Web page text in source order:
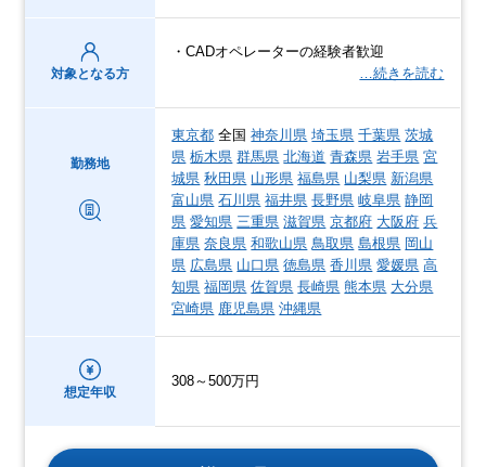
対象となる方
・CADオペレーターの経験者歓迎
…続きを読む
勤務地
東京都 全国神奈川県 埼玉県 千葉県 茨城
県 栃木県 群馬県 北海道 青森県 岩手県 宮
城県 秋田県 山形県 福島県 山梨県 新潟県
富山県 石川県 福井県 長野県 岐阜県 静岡
県 愛知県 三重県 滋賀県 京都府 大阪府 兵
庫県 奈良県 和歌山県 鳥取県 島根県 岡山
県 広島県 山口県 徳島県 香川県 愛媛県 高
知県 福岡県 佐賀県 長崎県 熊本県 大分県
宮崎県 鹿児島県 沖縄県
想定年収
308～500万円